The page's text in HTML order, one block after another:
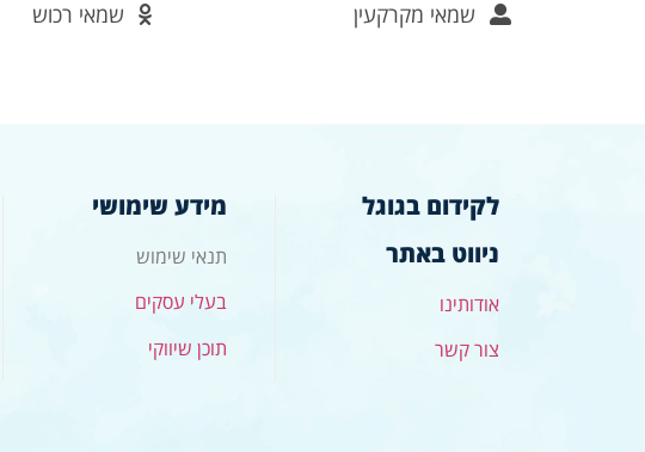
שמאי מקרקעין
שמאי רכוש
לקידום בגוגל
ניווט באתר
אודותינו
צור קשר
מידע שימושי
תנאי שימוש
בעלי עסקים
תוכן שיווקי